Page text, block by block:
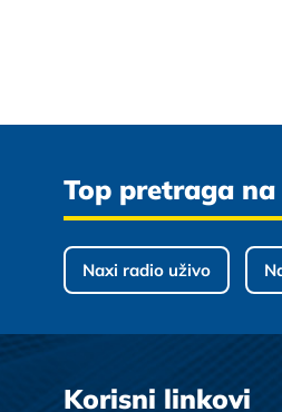
Top pretraga
Naxi radio uživo
Korisni linkovi